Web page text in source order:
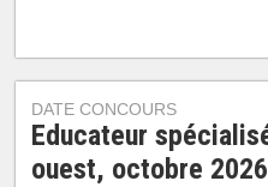
DATE CONCOURS
Educateur
ouest, octobre 2026